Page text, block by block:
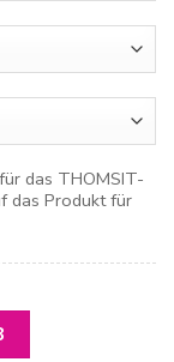
das THOMSIT-
das Produkt für